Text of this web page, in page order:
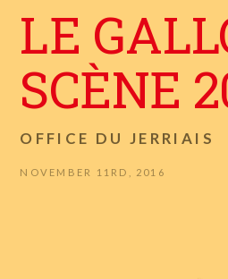
LE
SCÈNE
OFFICE DU JERRIAIS
NOVEMBER 11RD, 2016